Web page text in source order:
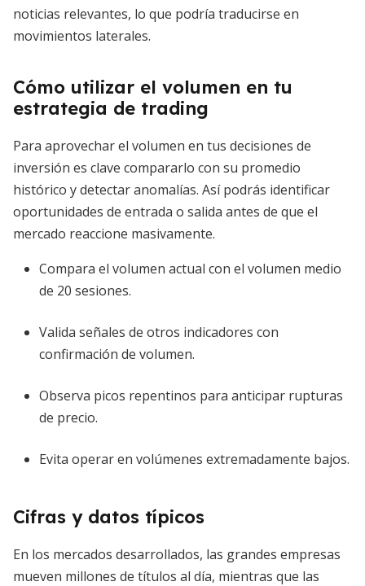
noticias relevantes, lo que podría traducirse en
movimientos laterales.
Cómo utilizar el volumen en tu
estrategia de trading
Para aprovechar el volumen en tus decisiones de
inversión es clave compararlo con su promedio
histórico y detectar anomalías. Así podrás identificar
oportunidades de entrada o salida antes de que el
mercado reaccione masivamente.
Compara el volumen actual con el volumen medio
de 20 sesiones.
Valida señales de otros indicadores con
confirmación de volumen.
Observa picos repentinos para anticipar rupturas
de precio.
Evita operar en volúmenes extremadamente bajos.
Cifras y datos típicos
En los mercados desarrollados, las grandes empresas
mueven millones de títulos al día, mientras que las